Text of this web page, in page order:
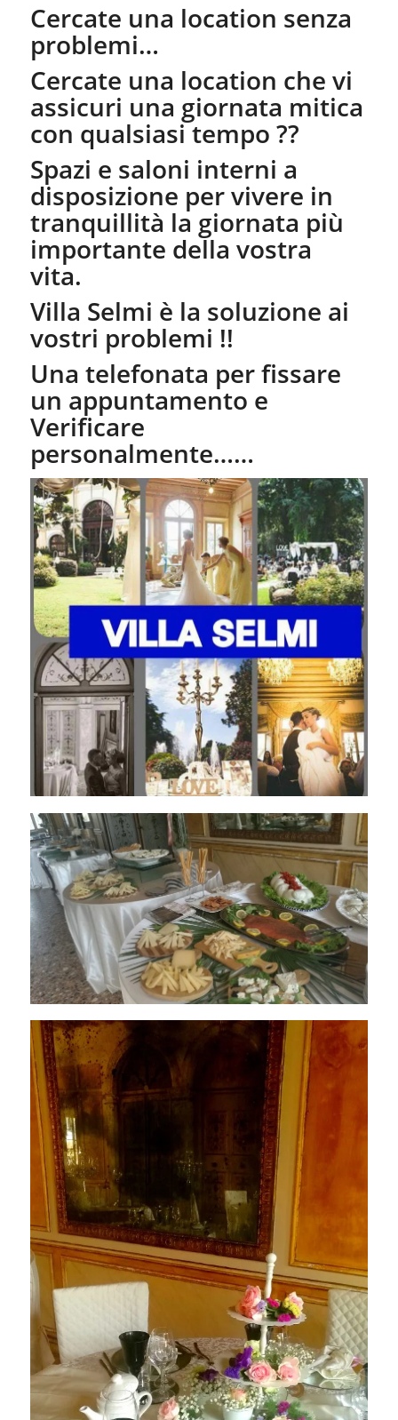
Cercate una location senza
problemi…
Cercate una location che vi
assicuri una giornata mitica
con qualsiasi tempo ??
Spazi e saloni interni a
disposizione per vivere in
tranquillità la giornata più
importante della vostra
vita.
Villa Selmi è la soluzione ai
vostri problemi !!
Una telefonata per fissare
un appuntamento e
Verificare
personalmente……